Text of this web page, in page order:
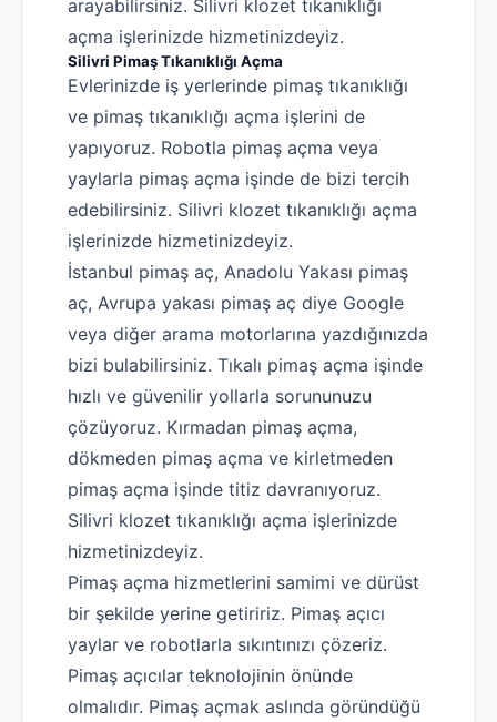
Robotla Tıkanıklık Açma
Su Kaçağı Tespiti
Profesyonel Petek Temizliği
Uzmana Sor
Hakkımızda
İletişim
arayabilirsiniz. Silivri klozet tıkanıklığı
açma işlerinizde hizmetinizdeyiz.
Silivri Pimaş Tıkanıklığı Açma
Evlerinizde iş yerlerinde pimaş tıkanıklığı
ve pimaş tıkanıklığı açma işlerini de
yapıyoruz. Robotla pimaş açma veya
yaylarla pimaş açma işinde de bizi tercih
edebilirsiniz. Silivri klozet tıkanıklığı açma
işlerinizde hizmetinizdeyiz.
İstanbul pimaş aç, Anadolu Yakası pimaş
aç, Avrupa yakası pimaş aç diye Google
veya diğer arama motorlarına yazdığınızda
bizi bulabilirsiniz. Tıkalı pimaş açma işinde
hızlı ve güvenilir yollarla sorununuzu
çözüyoruz. Kırmadan pimaş açma,
dökmeden pimaş açma ve kirletmeden
pimaş açma işinde titiz davranıyoruz.
Silivri klozet tıkanıklığı açma işlerinizde
hizmetinizdeyiz.
Pimaş açma hizmetlerini samimi ve dürüst
bir şekilde yerine getiririz. Pimaş açıcı
yaylar ve robotlarla sıkıntınızı çözeriz.
Pimaş açıcılar teknolojinin önünde
olmalıdır. Pimaş açmak aslında göründüğü